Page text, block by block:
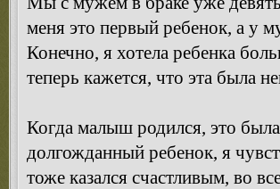
меня это первый ребенок, а у
Конечно, я хотела ребенка
теперь кажется, что эта была
Когда малыш родился, это
долгожданный ребенок, я
тоже казался счастливым, во